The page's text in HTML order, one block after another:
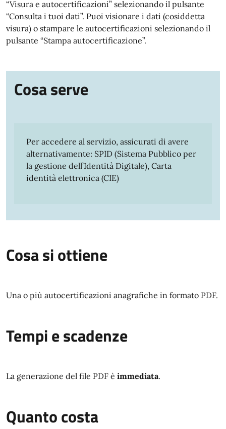
“Visura e autocertificazioni” selezionando il pulsante
“Consulta i tuoi dati”. Puoi visionare i dati (cosiddetta
visura) o stampare le autocertificazioni selezionando il
pulsante “Stampa autocertificazione”.
Cosa serve
Per accedere al servizio, assicurati di avere
alternativamente: SPID (Sistema Pubblico per
la gestione dell’Identità Digitale), Carta
identità elettronica (CIE)
Cosa si ottiene
Una o più autocertificazioni anagrafiche in formato PDF.
Tempi e scadenze
La generazione del file PDF è immediata.
Quanto costa